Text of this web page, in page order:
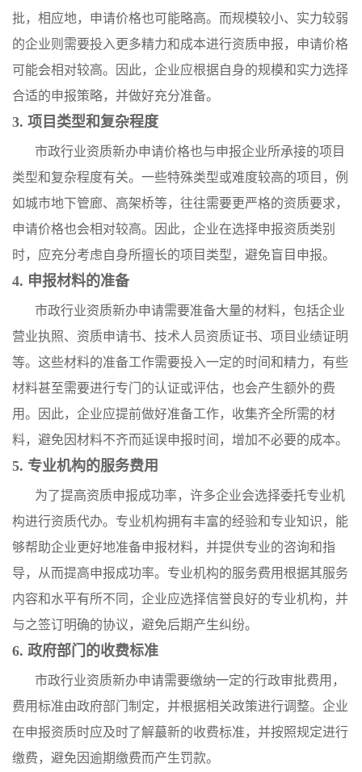
批，相应地，申请价格也可能略高。而规模较小、实力较弱
的企业则需要投入更多精力和成本进行资质申报，申请价格
可能会相对较高。因此，企业应根据自身的规模和实力选择
合适的申报策略，并做好充分准备。
3. 项目类型和复杂程度
市政行业资质新办申请价格也与申报企业所承接的项目
类型和复杂程度有关。一些特殊类型或难度较高的项目，例
如城市地下管廊、高架桥等，往往需要更严格的资质要求，
申请价格也会相对较高。因此，企业在选择申报资质类别
时，应充分考虑自身所擅长的项目类型，避免盲目申报。
4. 申报材料的准备
市政行业资质新办申请需要准备大量的材料，包括企业
营业执照、资质申请书、技术人员资质证书、项目业绩证明
等。这些材料的准备工作需要投入一定的时间和精力，有些
材料甚至需要进行专门的认证或评估，也会产生额外的费
用。因此，企业应提前做好准备工作，收集齐全所需的材
料，避免因材料不齐而延误申报时间，增加不必要的成本。
5. 专业机构的服务费用
为了提高资质申报成功率，许多企业会选择委托专业机
构进行资质代办。专业机构拥有丰富的经验和专业知识，能
够帮助企业更好地准备申报材料，并提供专业的咨询和指
导，从而提高申报成功率。专业机构的服务费用根据其服务
内容和水平有所不同，企业应选择信誉良好的专业机构，并
与之签订明确的协议，避免后期产生纠纷。
6. 政府部门的收费标准
市政行业资质新办申请需要缴纳一定的行政审批费用，
费用标准由政府部门制定，并根据相关政策进行调整。企业
在申报资质时应及时了解蕞新的收费标准，并按照规定进行
缴费，避免因逾期缴费而产生罚款。